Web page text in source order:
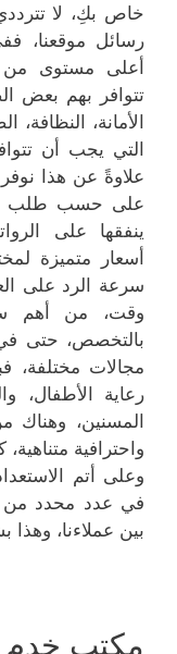
خاص بكِ، لا
رسائل موقعنا،
أعلى مستوى من
تتوافر بهم بعض
الأمانة،
التي يجب أن
علاوةً عن هذا
على حسب طلب
ينفقها على
أسعار متميزة
سرعة الرد على
وقت، من أهم
بالتخصص، حتى
مجالات مختلفة،
رعاية الأطفال،
المسنين، وهناك
واحترافية
وعلى أتم
في عدد محدد من
بين عملاءنا،
مكتب خدم